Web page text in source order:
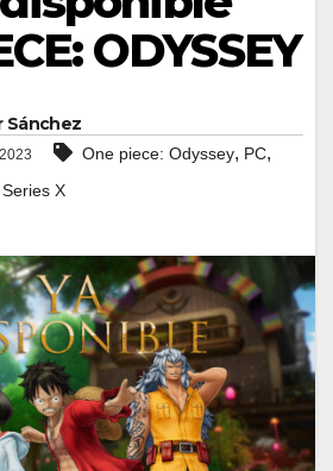
ODYSSEY
Sánchez
One piece: Odyssey, PC,
X